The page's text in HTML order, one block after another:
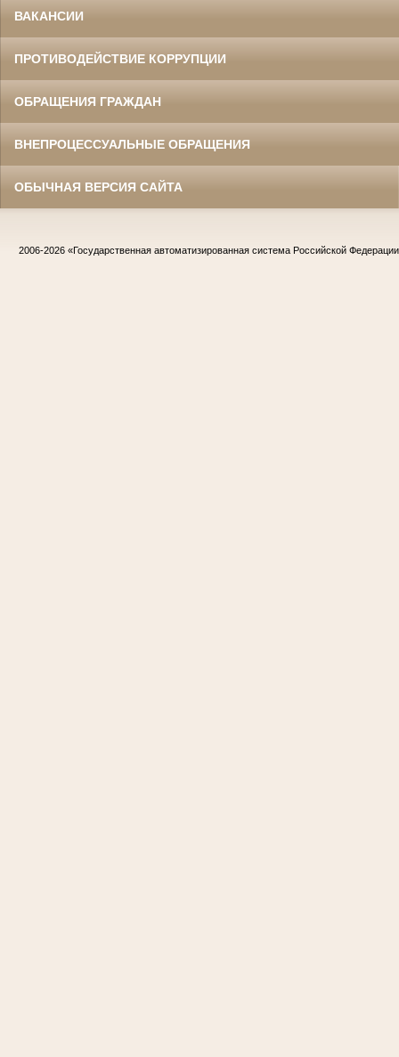
ВАКАНСИИ
ПРОТИВОДЕЙСТВИЕ КОРРУПЦИИ
ОБРАЩЕНИЯ ГРАЖДАН
ВНЕПРОЦЕССУАЛЬНЫЕ ОБРАЩЕНИЯ
ОБЫЧНАЯ ВЕРСИЯ САЙТА
2006-2026 «Государственная автоматизированная система Российской